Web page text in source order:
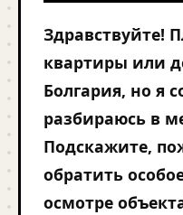
Здравствуйте!
квартиры или
Болгария, но я
разбираюсь в
Подскажите,
обратить
осмотре